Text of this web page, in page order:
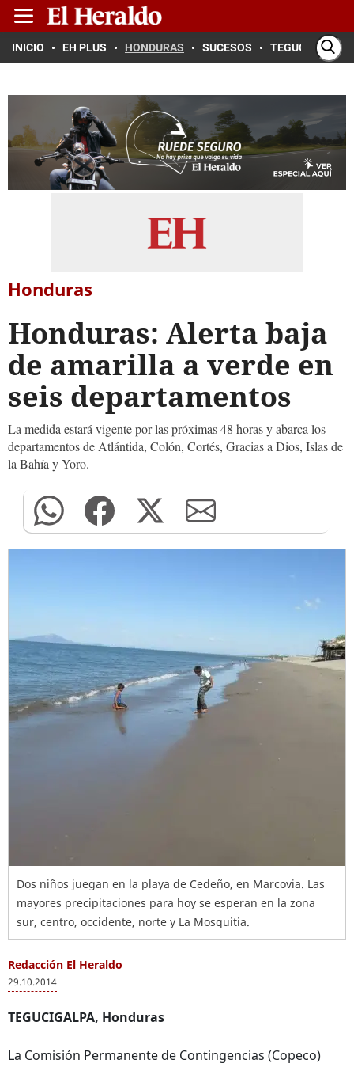
INICIO EH PLUS HONDURAS SUCESOS TEGUCIGALPA
Honduras
Honduras: Alerta baja
de amarilla a verde en
seis departamentos
La medida estará vigente por las próximas 48 horas y abarca los
departamentos de Atlántida, Colón, Cortés, Gracias a Dios, Islas de
la Bahía y Yoro.
Dos niños juegan en la playa de Cedeño, en Marcovia. Las
mayores precipitaciones para hoy se esperan en la zona
sur, centro, occidente, norte y La Mosquitia.
Redacción El Heraldo
29.10.2014
TEGUCIGALPA, Honduras
La Comisión Permanente de Contingencias (Copeco)